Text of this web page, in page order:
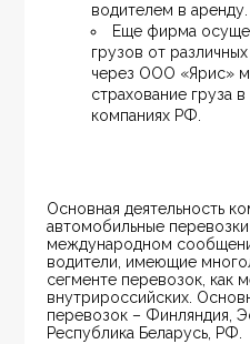
водителем в аренду.
Еще фирма
грузов от
через ООО «Ярис»
страхование груза
компаниях РФ.
Основная деятельность
автомобильные
международном
водители, имеющие
сегменте перевозок, как
внутрироссийских.
перевозок – Финляндия,
Республика Беларусь, РФ.